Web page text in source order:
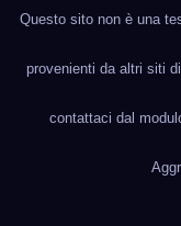
Questo sito non è una
provenienti da altri siti
contattaci dal